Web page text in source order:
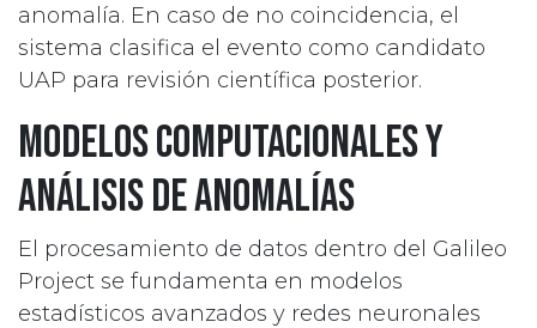
anomalía. En caso de no coincidencia, el
sistema clasifica el evento como candidato
UAP para revisión científica posterior.
Modelos computacionales y
análisis de anomalías
El procesamiento de datos dentro del Galileo
Project se fundamenta en modelos
estadísticos avanzados y redes neuronales